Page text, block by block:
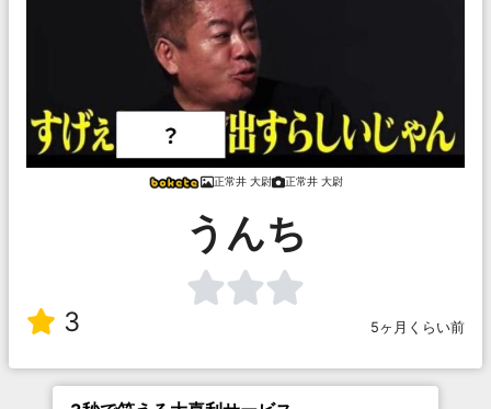
正常井 大尉 正常井 大尉
うんち
3 5ヶ月くらい前